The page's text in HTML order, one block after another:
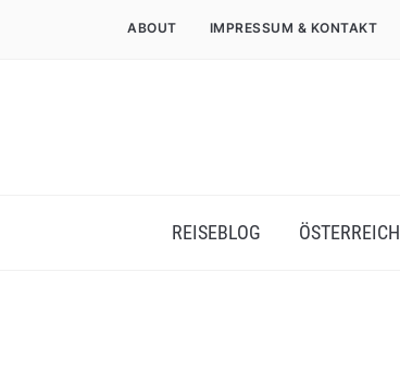
ABOUT IMPRESSUM & KONTAKT
REISEBLOG ÖSTERREICH